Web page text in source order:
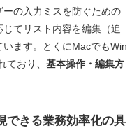
の入力ミスを防ぐための
てリスト内容を編集（追
ます。とくにMacでもWin
おり、 基本操作・編集方
できる業務効率化の具